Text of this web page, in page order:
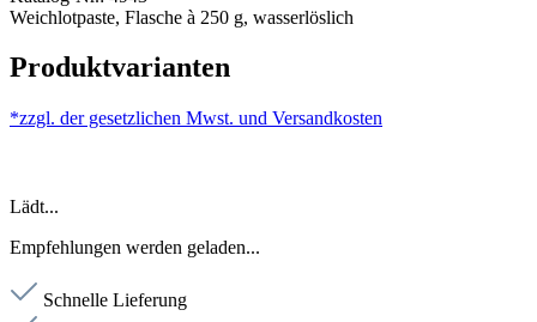
Weichlotpaste, Flasche à 250 g, wasserlöslich
Produktvarianten
*zzgl. der gesetzlichen Mwst. und Versandkosten
Lädt...
Empfehlungen werden geladen...
Schnelle Lieferung